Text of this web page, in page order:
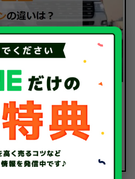
説！国産SUVの人気車